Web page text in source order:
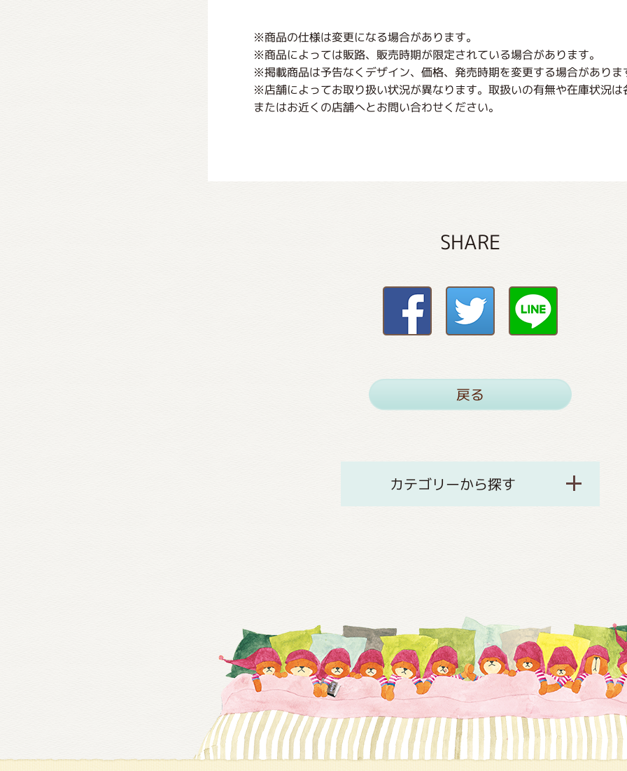
※商品の仕様は変更になる場合があります。
※商品によっては販路、販売時期が限定されている場合があります。
※掲載商品は予告なくデザイン、価格、発売時期を変更する場合がありま
※店舗によってお取り扱い状況が異なります。取扱いの有無や在庫状況は
またはお近くの店舗へとお問い合わせください。
SHARE
戻る
カテゴリーから探す